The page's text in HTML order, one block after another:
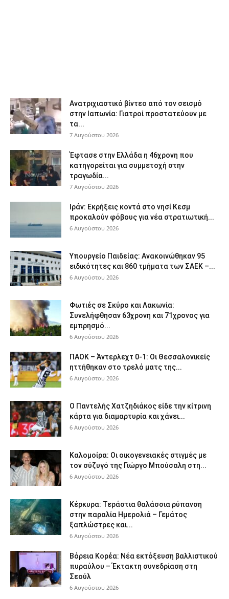
Ανατριχιαστικό βίντεο από τον σεισμό
στην Ιαπωνία: Γιατροί προστατεύουν με
τα...
7 Αυγούστου 2026
Έφτασε στην Ελλάδα η 46χρονη που
κατηγορείται για συμμετοχή στην
τραγωδία...
7 Αυγούστου 2026
Ιράν: Εκρήξεις κοντά στο νησί Κεσμ
προκαλούν φόβους για νέα στρατιωτική...
6 Αυγούστου 2026
Υπουργείο Παιδείας: Ανακοινώθηκαν 95
ειδικότητες και 860 τμήματα των ΣΑΕΚ –...
6 Αυγούστου 2026
Φωτιές σε Σκύρο και Λακωνία:
Συνελήφθησαν 63χρονη και 71χρονος για
εμπρησμό...
6 Αυγούστου 2026
ΠΑΟΚ – Άντερλεχτ 0-1: Οι Θεσσαλονικείς
ηττήθηκαν στο τρελό ματς της...
6 Αυγούστου 2026
Ο Παντελής Χατζηδιάκος είδε την κίτρινη
κάρτα για διαμαρτυρία και χάνει...
6 Αυγούστου 2026
Καλομοίρα: Οι οικογενειακές στιγμές με
τον σύζυγό της Γιώργο Μπούσαλη στη...
6 Αυγούστου 2026
Κέρκυρα: Τεράστια θαλάσσια ρύπανση
στην παραλία Ημερολιά – Γεμάτος
ξαπλώστρες και...
6 Αυγούστου 2026
Βόρεια Κορέα: Νέα εκτόξευση βαλλιστικού
πυραύλου – Έκτακτη συνεδρίαση στη
Σεούλ
6 Αυγούστου 2026